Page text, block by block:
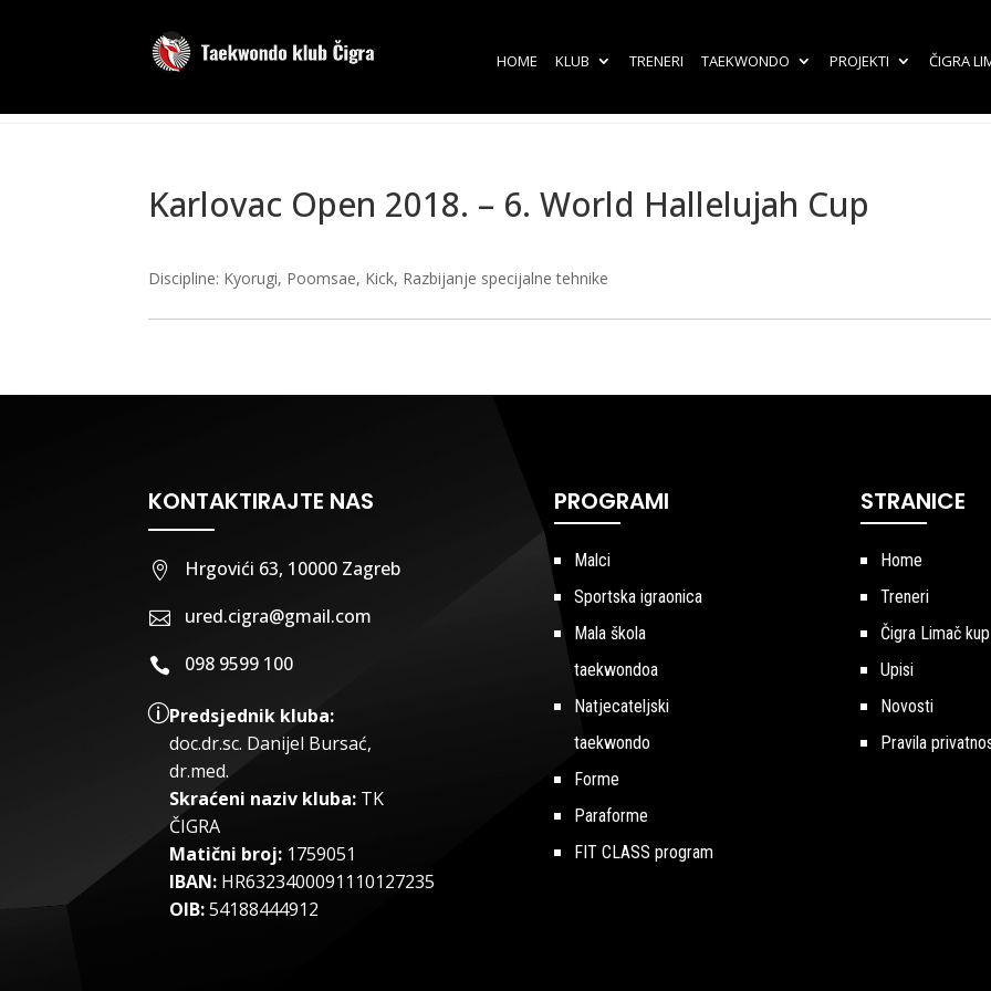
HOME KLUB TRENERI TAEKWONDO PROJEKTI ČIGRA
Karlovac Open 2018. – 6. World Hallelujah Cup
Discipline: Kyorugi, Poomsae, Kick, Razbijanje specijalne tehnike
KONTAKTIRAJTE NAS
 Hrgovići 63, 10000 Zagreb
 ured.cigra@gmail.com
 098 9599 100
pPredsjednik kluba:
doc.dr.sc. Danijel Bursać,
dr.med.
Skraćeni naziv kluba: TK
ČIGRA
Matični broj: 1759051
IBAN: HR6323400091110127235
OIB:54188444912
PROGRAMI
Malci
Sportska igraonica
Mala škola
taekwondoa
Natjecateljski
taekwondo
Forme
Paraforme
FIT CLASS program
STRANICE
Home
Treneri
Čigra Limač kup
Upisi
Novosti
Pravila